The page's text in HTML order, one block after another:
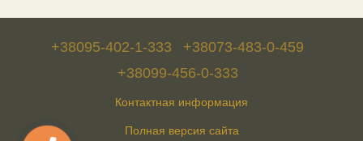
+38095-402-1-333
+38073-483-0-459
+38099-456-0-333
Контактная информация
Полная версия сайта